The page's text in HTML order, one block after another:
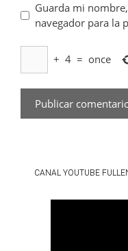
Guarda mi
navegador para la
+ 4 = once
CANAL YOUTUBE